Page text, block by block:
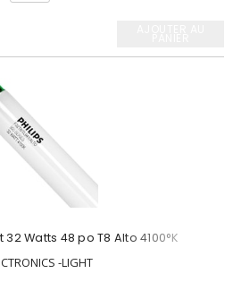
Watts 48 po T8 Alto 4100°K
-LIGHT